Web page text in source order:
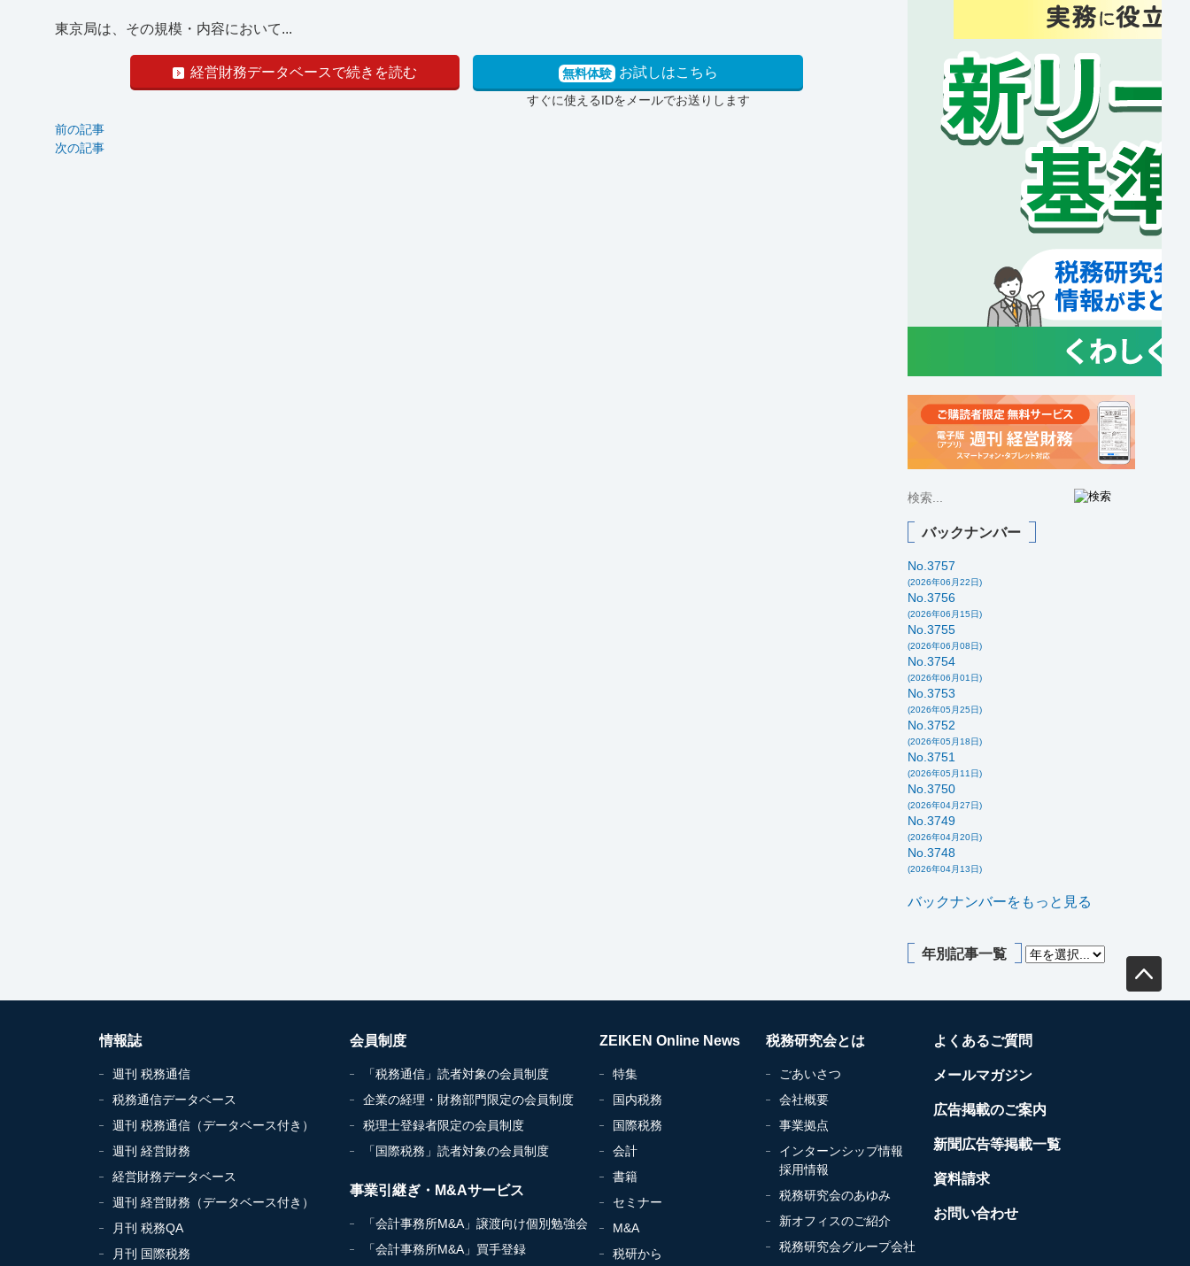
東京局は、その規模・内容において...
経営財務データベースで続きを読む 無料体験 お試しはこちら
すぐに使えるIDをメールでお送りします
前の記事
次の記事
バックナンバー
No.3757
(2026年06月22日)
No.3756
(2026年06月15日)
No.3755
(2026年06月08日)
No.3754
(2026年06月01日)
No.3753
(2026年05月25日)
No.3752
(2026年05月18日)
No.3751
(2026年05月11日)
No.3750
(2026年04月27日)
No.3749
(2026年04月20日)
No.3748
(2026年04月13日)
バックナンバーをもっと見る
年別記事一覧
情報誌
週刊 税務通信
税務通信データベース
週刊 税務通信（データベース付き）
週刊 経営財務
経営財務データベース
週刊 経営財務（データベース付き）
月刊 税務QA
月刊 国際税務
会員制度
「税務通信」読者対象の会員制度
企業の経理・財務部門限定の会員制度
税理士登録者限定の会員制度
「国際税務」読者対象の会員制度
事業引継ぎ・M&Aサービス
「会計事務所M&A」譲渡向け個別勉強会
「会計事務所M&A」買手登録
ZEIKEN Online News
特集
国内税務
国際税務
会計
書籍
セミナー
M&A
税研から
税務研究会とは
ごあいさつ
会社概要
事業拠点
インターンシップ情報
採用情報
税務研究会のあゆみ
新オフィスのご紹介
税務研究会グループ会社
よくあるご質問
メールマガジン
広告掲載のご案内
新聞広告等掲載一覧
資料請求
お問い合わせ